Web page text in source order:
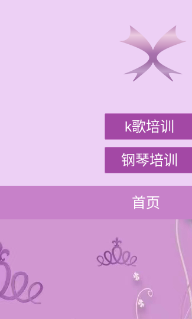
k歌培训
钢琴培训
首页